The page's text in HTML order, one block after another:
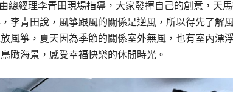
總經理李青田現場指導，大家發揮自己的創意，天
李青田說，風箏跟風的關係是逆風，所以得先了解
風箏，夏天因為季節的關係室外無風，也有室內漂
瞰海景，感受幸福快樂的休閒時光。